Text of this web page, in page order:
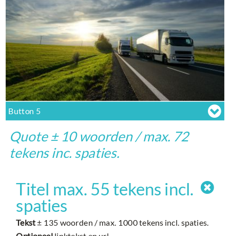
Button 5
Quote ± 10 woorden / max. 72
tekens inc. spaties.

Titel max. 55 tekens incl.
spaties
Tekst± 135 woorden / max. 1000 tekens incl. spaties.